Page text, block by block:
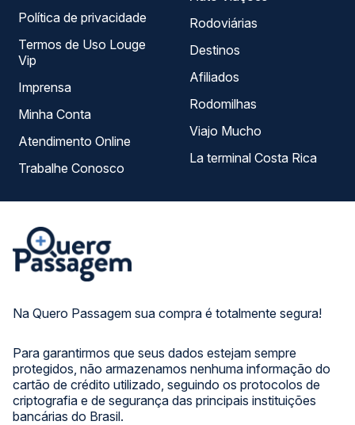
Na Quero Passagem sua compra é totalmente segura!
Para garantirmos que seus dados estejam sempre
protegidos, não armazenamos nenhuma informação do
cartão de crédito utilizado, seguindo os protocolos de
criptografia e de segurança das principais instituições
bancárias do Brasil.
Política de privacidade
Termos de Uso Louge
Vip
Imprensa
Minha Conta
Atendimento Online
Trabalhe Conosco
Rodoviárias
Destinos
Afiliados
Rodomilhas
Viajo Mucho
La terminal Costa Rica